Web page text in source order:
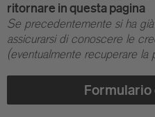
ritornare in questa pagina
Se precedentemente si ha
assicurarsi di conoscere le
(eventualmente recuperare la